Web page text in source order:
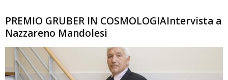
PREMIO GRUBER IN COSMOLOGIAIntervista a
Nazzareno Mandolesi